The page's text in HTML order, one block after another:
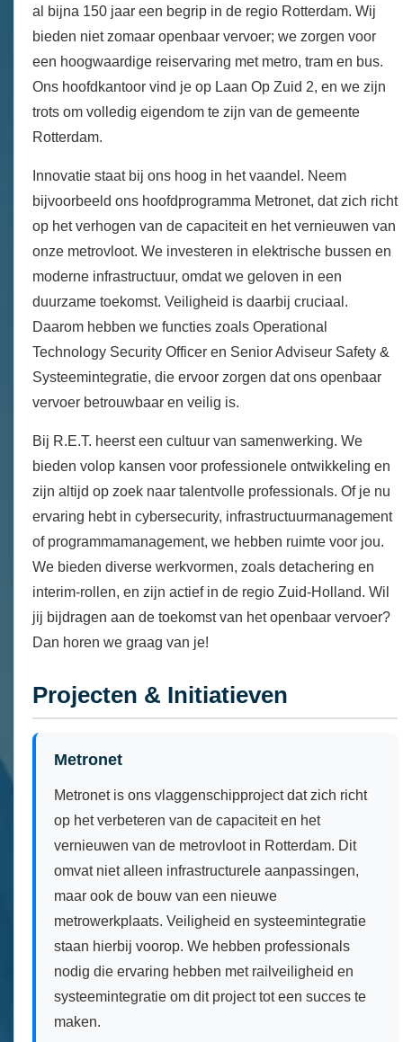
al bijna 150 jaar een begrip in de regio Rotterdam. Wij
bieden niet zomaar openbaar vervoer; we zorgen voor
een hoogwaardige reiservaring met metro, tram en bus.
Ons hoofdkantoor vind je op Laan Op Zuid 2, en we zijn
trots om volledig eigendom te zijn van de gemeente
Rotterdam.
Innovatie staat bij ons hoog in het vaandel. Neem
bijvoorbeeld ons hoofdprogramma Metronet, dat zich richt
op het verhogen van de capaciteit en het vernieuwen van
onze metrovloot. We investeren in elektrische bussen en
moderne infrastructuur, omdat we geloven in een
duurzame toekomst. Veiligheid is daarbij cruciaal.
Daarom hebben we functies zoals Operational
Technology Security Officer en Senior Adviseur Safety &
Systeemintegratie, die ervoor zorgen dat ons openbaar
vervoer betrouwbaar en veilig is.
Bij R.E.T. heerst een cultuur van samenwerking. We
bieden volop kansen voor professionele ontwikkeling en
zijn altijd op zoek naar talentvolle professionals. Of je nu
ervaring hebt in cybersecurity, infrastructuurmanagement
of programmamanagement, we hebben ruimte voor jou.
We bieden diverse werkvormen, zoals detachering en
interim-rollen, en zijn actief in de regio Zuid-Holland. Wil
jij bijdragen aan de toekomst van het openbaar vervoer?
Dan horen we graag van je!
Projecten & Initiatieven
Metronet
Metronet is ons vlaggenschipproject dat zich richt
op het verbeteren van de capaciteit en het
vernieuwen van de metrovloot in Rotterdam. Dit
omvat niet alleen infrastructurele aanpassingen,
maar ook de bouw van een nieuwe
metrowerkplaats. Veiligheid en systeemintegratie
staan hierbij voorop. We hebben professionals
nodig die ervaring hebben met railveiligheid en
systeemintegratie om dit project tot een succes te
maken.